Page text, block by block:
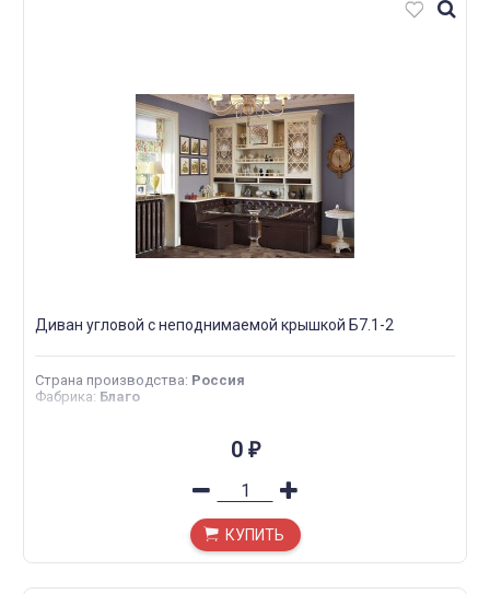
Диван угловой с неподнимаемой крышкой Б7.1-2
Страна производства: Россия
Фабрика: Благо
0 ₽
КУПИТЬ